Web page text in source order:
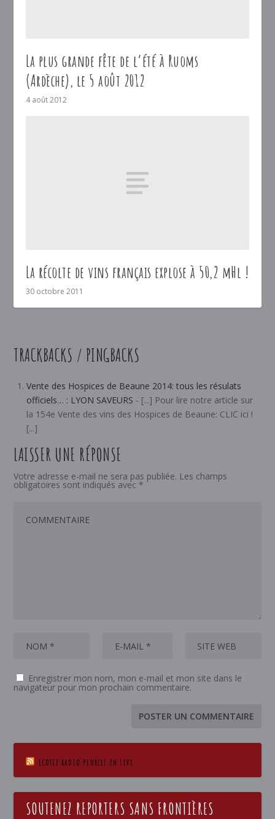
La plus grande fête de l’été à Ruoms
(Ardèche), le 5 août 2012
4 août 2012
La récolte de vins français explose à 50,2 mHl !
30 octobre 2011
TRACKBACKS / PINGBACKS
Vente des Hospices de Beaune 2014: tous les résulats
officiels… : LYON SAVEURS - [...] Pour lire notre article sur
la 154e Vente des vins des Hospices de Beaune: CLIC ici !
[...]
LAISSER UNE RÉPONSE
Votre adresse e-mail ne sera pas publiée. Les champs
obligatoires sont indiqués avec *
Enregistrer mon nom, mon e-mail et mon site dans le
navigateur pour mon prochain commentaire.
ECOTEZ RADIO PLURIEL EN LIVE
SOUTENEZ REPORTERS SANS FRONTIÈRES